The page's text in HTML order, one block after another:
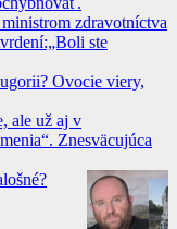
zdravotníctva
ste
Ovocie viery,
ale už aj v
Znesväcujúca